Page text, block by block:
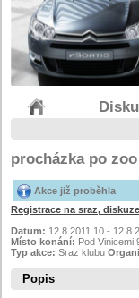
procházka po
Akce již proběhla
Registrace na sraz,
Datum: 12.8.2011 10 -
Místo konání: Pod Vinicemi
Typ akce: Sraz klubu
Popis